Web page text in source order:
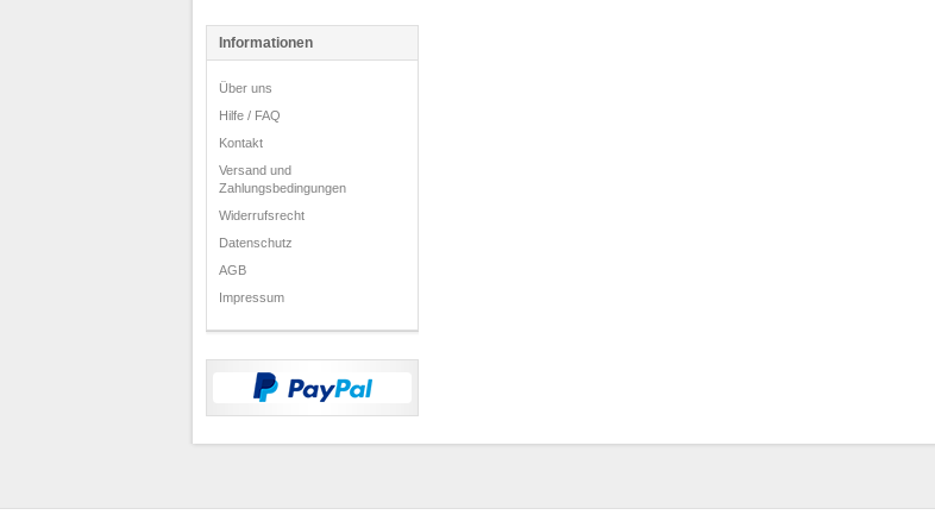
Informationen
Über uns
Hilfe / FAQ
Kontakt
Versand und
Zahlungsbedingungen
Widerrufsrecht
Datenschutz
AGB
Impressum